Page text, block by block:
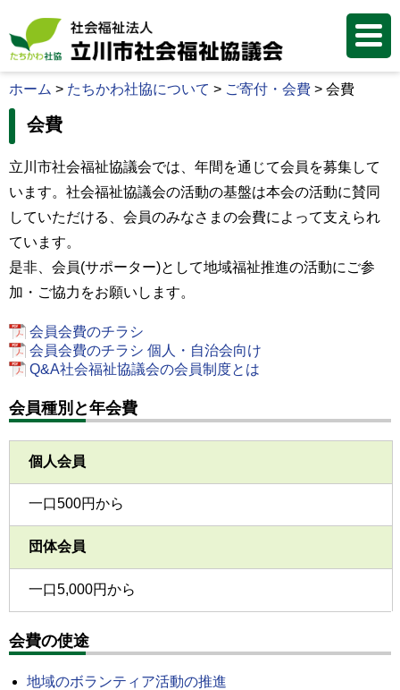
ホーム > たちかわ社協について > ご寄付・会費 > 会費
会費
立川市社会福祉協議会では、年間を通じて会員を募集して
います。社会福祉協議会の活動の基盤は本会の活動に賛同
していただける、会員のみなさまの会費によって支えられ
ています。
是非、会員(サポーター)として地域福祉推進の活動にご参
加・ご協力をお願いします。
会員会費のチラシ
会員会費のチラシ 個人・自治会向け
Q&A社会福祉協議会の会員制度とは
会員種別と年会費
個人会員
一口500円から
団体会員
一口5,000円から
会費の使途
地域のボランティア活動の推進